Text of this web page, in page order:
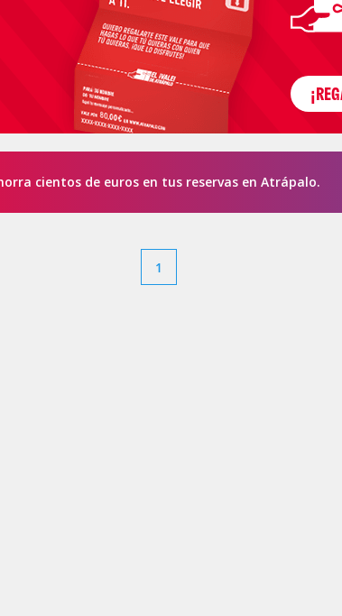
cientos de euros en tus reservas en Atrápalo.
1